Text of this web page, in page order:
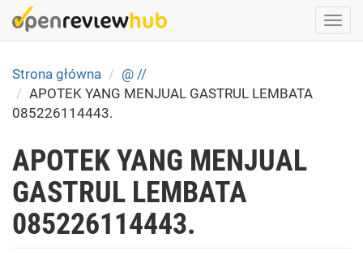
Skip
to
content
Strona główna
@ //
APOTEK YANG MENJUAL GASTRUL LEMBATA
085226114443.
APOTEK YANG MENJUAL
GASTRUL LEMBATA
085226114443.